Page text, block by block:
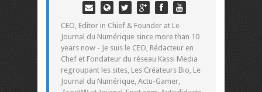
CEO, Editor in Chief & Founder at Le
Journal du Numérique since more than 10
years now - Je suis le CEO, Rédacteur en
Chef et Fondateur du réseau Kassi Media
regroupant les sites, Les Créateurs Bio, Le
Journal du Numérique, Actu-Gamer,